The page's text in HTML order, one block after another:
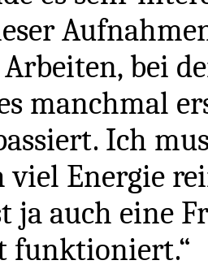
bei
manchmal
Ich
Energie
ja auch eine
funktioniert.“